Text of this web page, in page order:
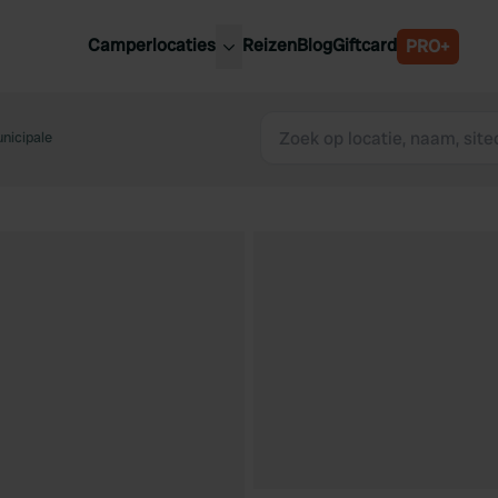
Camperlocaties
Luxemburg
ReizenBlogGiftcard PRO+